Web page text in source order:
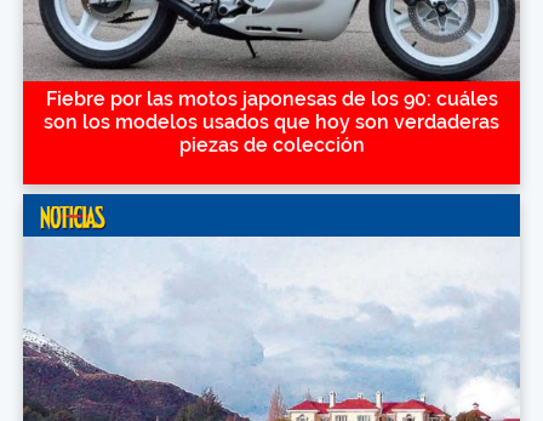
Fiebre por las motos japonesas de los 90: cuáles
son los modelos usados que hoy son verdaderas
piezas de colección